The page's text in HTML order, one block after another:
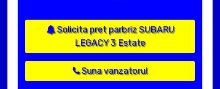
Solicita pret parbriz SUBARU
LEGACY 3 Estate
Suna vanzatorul